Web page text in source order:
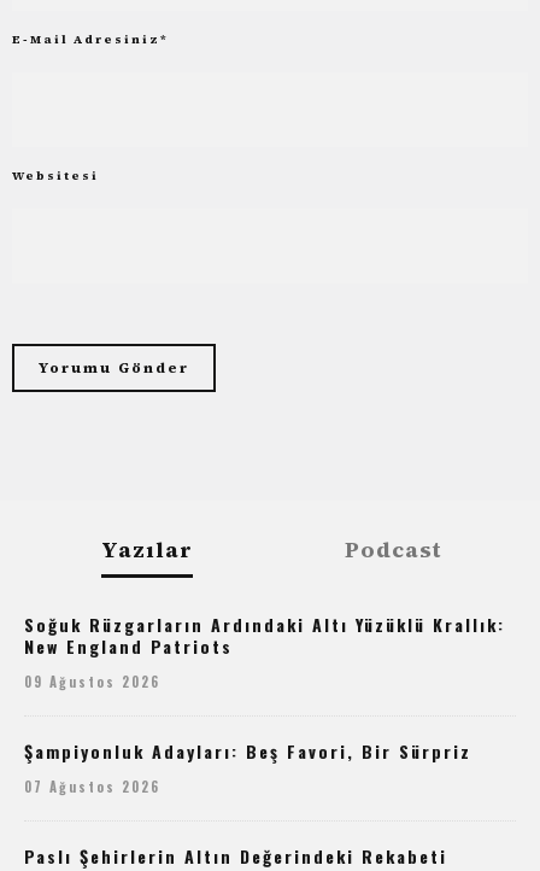
E-Mail Adresiniz *
Websitesi
Yazılar Podcast
Soğuk Rüzgarların Ardındaki Altı Yüzüklü Krallık:
New England Patriots
09 Ağustos 2026
Şampiyonluk Adayları: Beş Favori, Bir Sürpriz
07 Ağustos 2026
Paslı Şehirlerin Altın Değerindeki Rekabeti